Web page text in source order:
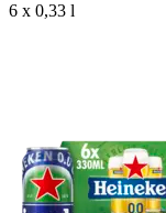
6 x 0,33 l